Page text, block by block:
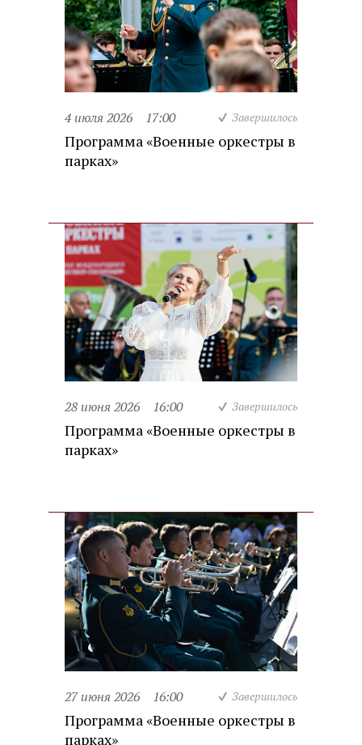
4 июля 2026 17:00 Завершилось
Программа «Военные оркестры в
парках»
28 июня 2026 16:00 Завершилось
Программа «Военные оркестры в
парках»
27 июня 2026 16:00 Завершилось
Программа «Военные оркестры в
парках»